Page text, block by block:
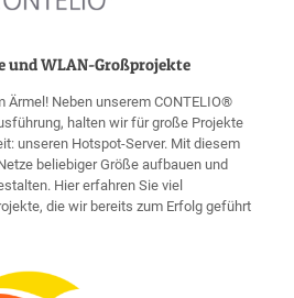
und WLAN-Großprojekte
Ärmel! Neben unserem CONTELIO®
halten wir für große Projekte
unseren Hotspot-Server. Mit diesem
beliebiger Größe aufbauen und
Hier erfahren Sie viel
die wir bereits zum Erfolg geführt